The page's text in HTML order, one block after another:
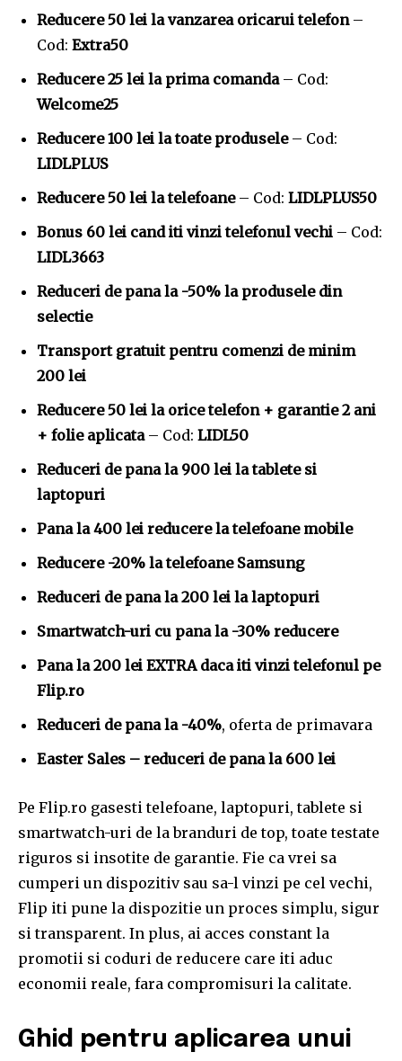
Reducere 50 lei la vanzarea oricarui telefon–
Cod: Extra50
Reducere 25 lei la prima comanda– Cod:
Welcome25
Reducere 100 lei la toate produsele– Cod:
LIDLPLUS
Reducere 50 lei la telefoane– Cod: LIDLPLUS50
Bonus 60 lei cand iti vinzi telefonul vechi – Cod:
LIDL3663
Reduceri de pana la -50% la produsele din
selectie
Transport gratuit pentru comenzi de minim
200 lei
Reducere 50 lei la orice telefon + garantie 2 ani
+ folie aplicata– Cod: LIDL50
Reduceri de pana la 900 lei la tablete si
laptopuri
Pana la 400 lei reducere la telefoane mobile
Reducere -20% la telefoane Samsung
Reduceri de pana la 200 lei la laptopuri
Smartwatch-uri cu pana la -30% reducere
Pana la 200 lei EXTRA daca iti vinzi telefonul pe
Flip.ro
Reduceri de pana la -40%, oferta de primavara
Easter Sales – reduceri de pana la 600 lei
Pe Flip.ro gasesti telefoane, laptopuri, tablete si
smartwatch-uri de la branduri de top, toate testate
riguros si insotite de garantie. Fie ca vrei sa
cumperi un dispozitiv sau sa-l vinzi pe cel vechi,
Flip iti pune la dispozitie un proces simplu, sigur
si transparent. In plus, ai acces constant la
promotii si coduri de reducere care iti aduc
economii reale, fara compromisuri la calitate.
Ghid pentru aplicarea unui